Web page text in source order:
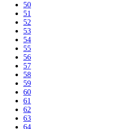
50
51
52
53
54
55
56
57
58
59
60
61
62
63
64